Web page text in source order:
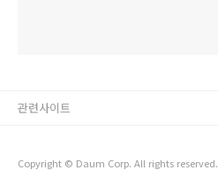
Copyright © Daum Corp. All rights reserved.
관련사이트